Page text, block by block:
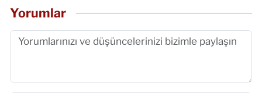
Yorumlar